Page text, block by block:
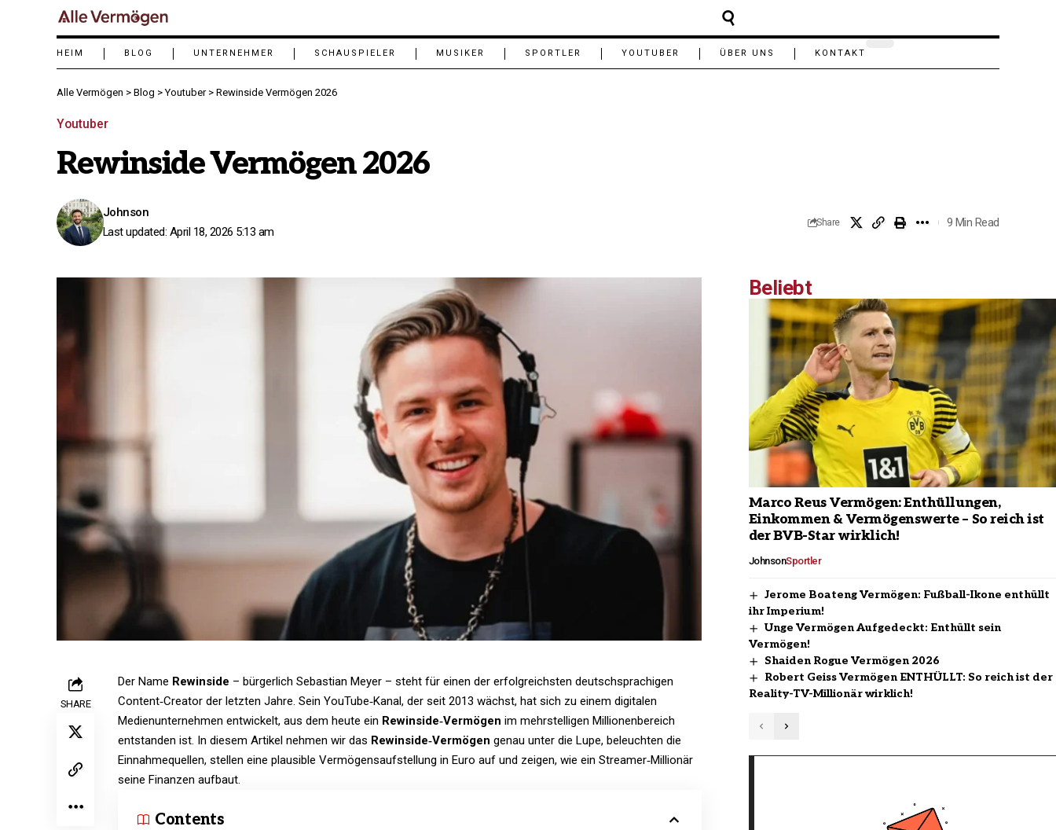
HEIM BLOG UNTERNEHMER SCHAUSPIELER MUSIKER SPORTLER YOUTUBER ÜBER UNS KONTAKT
Alle Vermögen > Blog >Youtuber> Rewinside Vermögen 2026
Youtuber
Rewinside Vermögen 2026
Last updated: April 18, 2026 5:13 am
Johnson
Share 9 Min Read
SHARE
Der Name Rewinside – bürgerlich Sebastian Meyer – steht für einen der erfolgreichsten deutschsprachigen
Content‑Creator der letzten Jahre. Sein YouTube‑Kanal, der seit 2013 wächst, hat sich zu einem digitalen
Medienunternehmen entwickelt, aus dem heute ein Rewinside‑Vermögen im mehrstelligen Millionenbereich
entstanden ist. In diesem Artikel nehmen wir das Rewinside‑Vermögen genau unter die Lupe, beleuchten die
Einnahmequellen, stellen eine plausible Vermögensaufstellung in Euro auf und zeigen, wie ein Streamer‑Millionär
seine Finanzen aufbaut.
Contents
Beliebt
Marco Reus Vermögen: Enthüllungen,
Einkommen & Vermögenswerte – So reich ist
der BVB-Star wirklich!
JohnsonSportler
Jerome Boateng Vermögen: Fußball-Ikone enthüllt
ihr Imperium!
Unge Vermögen Aufgedeckt: Enthüllt sein
Vermögen!
Shaiden Rogue Vermögen 2026
Robert Geiss Vermögen ENTHÜLLT: So reich ist der
Reality-TV-Millionär wirklich!